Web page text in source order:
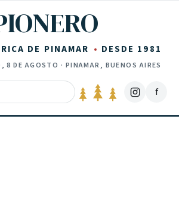
DE PINAMAR DESDE 1981
8 DE AGOSTO · PINAMAR, BUENOS AIRES
f